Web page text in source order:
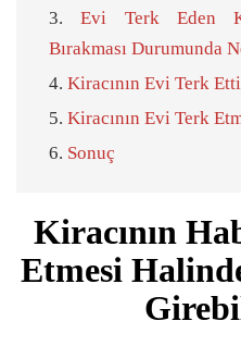
Evi Terk Eden
Bırakması Durumunda
Kiracının Evi Terk
Kiracının Evi Terk
Sonuç
Kiracının
Etmesi